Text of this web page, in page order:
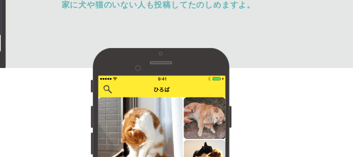
家に犬や猫のいない人も投稿してたのしめますよ。